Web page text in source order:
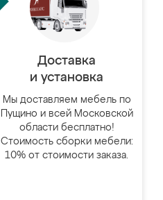
Доставка
и установка
Мы доставляем мебель по
Пущино и всей Московской
области бесплатно!
Стоимость сборки мебели:
10% от стоимости заказа.